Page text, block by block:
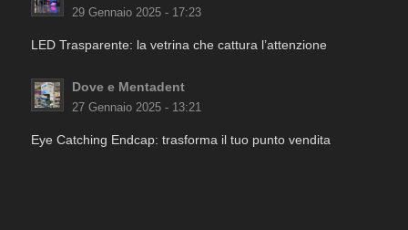
29 Gennaio 2025 - 17:23
LED Trasparente: la vetrina che cattura l’attenzione
Dove e Mentadent
27 Gennaio 2025 - 13:21
Eye Catching Endcap: trasforma il tuo punto vendita